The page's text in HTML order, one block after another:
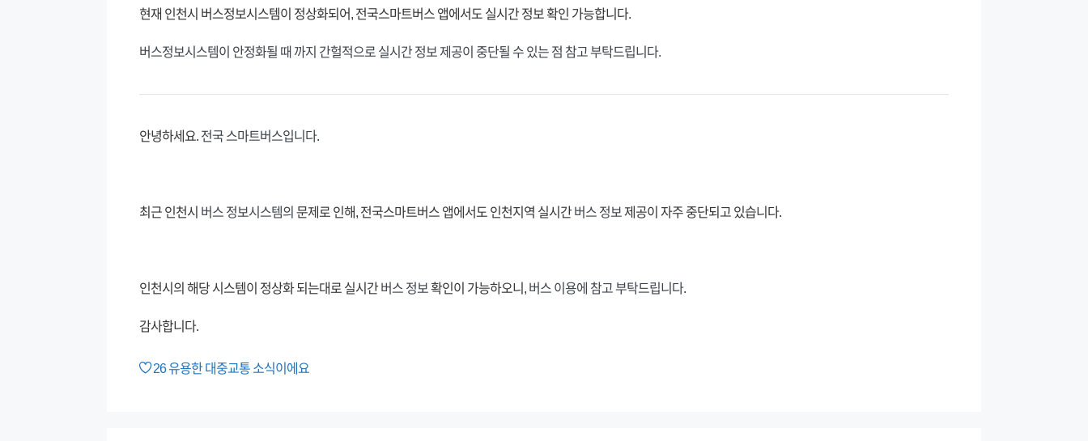
현재 인천시 버스정보시스템이 정상화되어, 전국스마트버스 앱에서도 실시간 정보 확인 가능합니다.
버스정보시스템이 안정화될 때 까지 간헐적으로 실시간 정보 제공이 중단될 수 있는 점 참고 부탁드립니다.
안녕하세요. 전국 스마트버스입니다.
최근 인천시 버스 정보시스템의 문제로 인해, 전국스마트버스 앱에서도 인천지역 실시간 버스 정보제공이 자주 중단되고 있습니다.
인천시의 해당 시스템이 정상화 되는대로 실시간 버스 정보확인이 가능하오니, 버스 이용에 참고 부탁드립니다.
감사합니다.
26유용한 대중교통 소식이에요